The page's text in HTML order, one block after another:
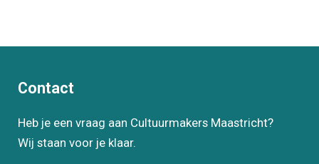
Contact
Heb je een vraag aan Cultuurmakers Maastricht?
Wij staan voor je klaar.